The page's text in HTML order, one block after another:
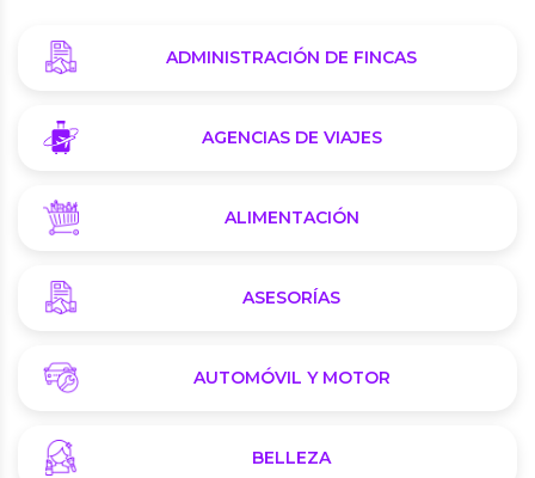
ADMINISTRACIÓN DE FINCAS
AGENCIAS DE VIAJES
ALIMENTACIÓN
ASESORÍAS
AUTOMÓVIL Y MOTOR
BELLEZA